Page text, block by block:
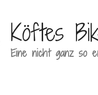
Köftes
Eine nicht ganz so